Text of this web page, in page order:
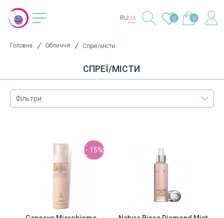
RUUA 0 0
Головна Обличчя Спреї/місти
СПРЕЇ/МІСТИ
Фільтри
- 15%